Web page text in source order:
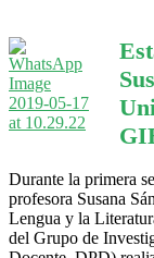
Durante la primera
profesora Susana
Lengua y la
del Grupo de